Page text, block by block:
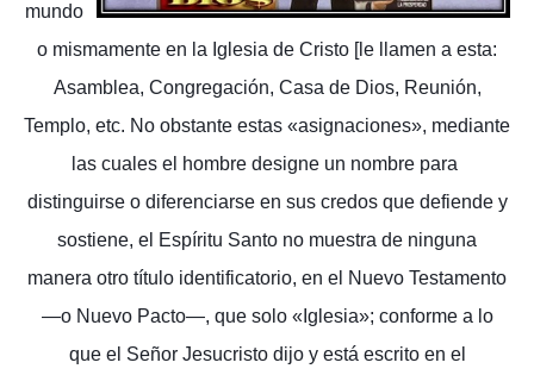
mundo
o mismamente en la Iglesia de Cristo [le llamen a esta:
Asamblea, Congregación, Casa de Dios, Reunión,
Templo, etc. No obstante estas «asignaciones», mediante
las cuales el hombre designe un nombre para
distinguirse o diferenciarse en sus credos que defiende y
sostiene, el Espíritu Santo no muestra de ninguna
manera otro título identificatorio, en el Nuevo Testamento
—o Nuevo Pacto—, que solo «Iglesia»; conforme a lo
que el Señor Jesucristo dijo y está escrito en el